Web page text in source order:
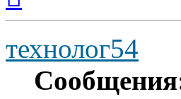
началу
технолог54